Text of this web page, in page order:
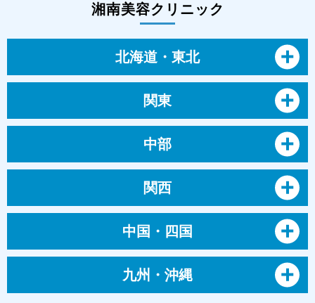
湘南美容クリニック
北海道・東北
関東
中部
関西
中国・四国
九州・沖縄